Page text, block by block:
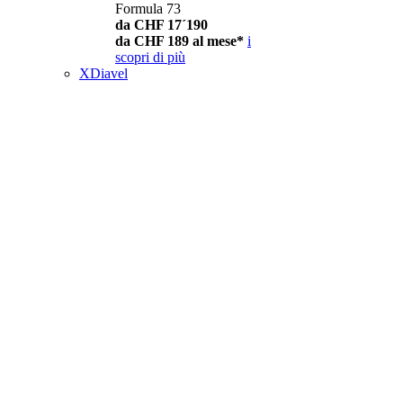
Formula 73
da CHF 17´190
da CHF 189 al mese* i
scopri di più
XDiavel